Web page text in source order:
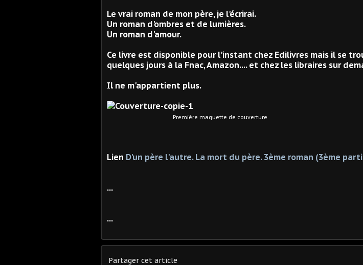
Le vrai roman de mon père, je l'écrirai.
Un roman d'ombres et de lumières.
Un roman d'amour.
Ce livre est disponible pour l'instant chez Edilivres mais il se
quelques jours à la Fnac, Amazon.... et chez les libraires sur
Il ne m'appartient plus.
Première maquette de couverture
Lien D'un père l'autre. La mort du père. 3ème roman (3ème
...
...
Partager cet article